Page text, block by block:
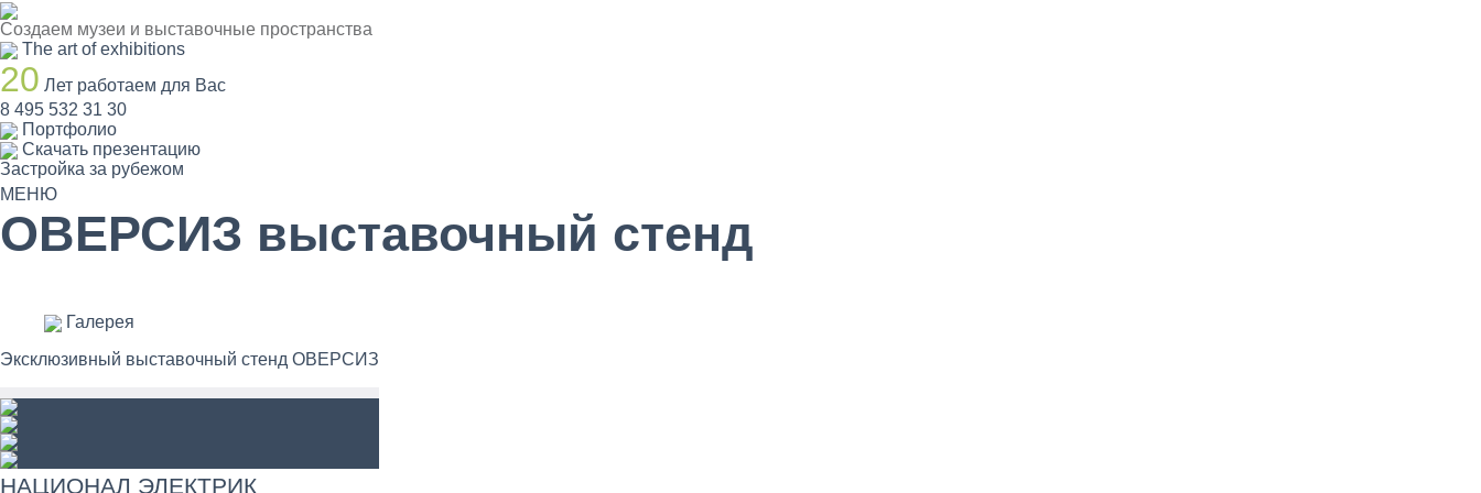
Создаем музеи и выставочные пространства
The art of exhibitions
20 Лет работаем для Вас
8 495 532 31 30
Портфолио
Скачать презентацию
Застройка за рубежом
МЕНЮ
ОВЕРСИЗ выставочный стенд
Галерея
Эксклюзивный выставочный стенд ОВЕРСИЗ
НАЦИОНАЛ ЭЛЕКТРИК